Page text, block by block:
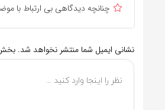
چنانچه دیدگاهی بی ارتباط با
نشانی ایمیل شما منتشر نخواهد شد.